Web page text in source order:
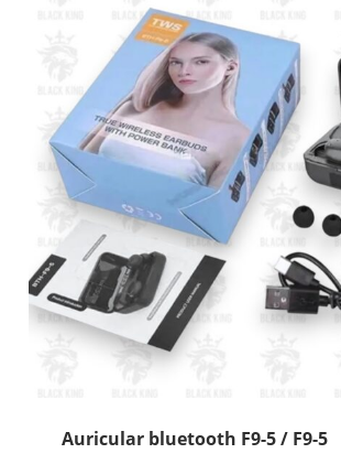
Auricular bluetooth F9-5 / F9-5